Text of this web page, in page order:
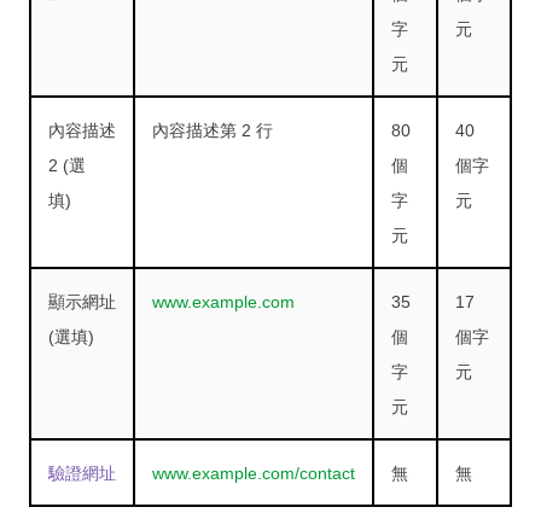
字
元
元
內容描述
2 (選
填)
內容描述第 2 行
80
個
字
元
40
個字
元
顯示網址
(選填)
www.example.com
35
個
字
元
17
個字
元
驗證網址 www.example.com/contact 無 無